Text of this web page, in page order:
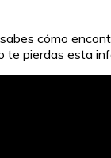
cómo
te pierdas esta